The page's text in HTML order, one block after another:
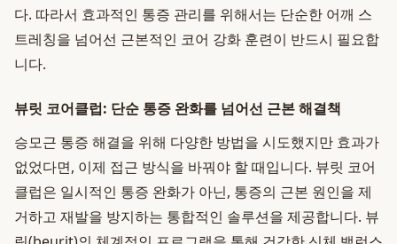
다. 따라서 효과적인 통증 관리를 위해서는 단순한 어깨 스
트레칭을 넘어선 근본적인 코어 강화 훈련이 반드시 필요합
니다.
뷰릿 코어클럽: 단순 통증 완화를 넘어선 근본 해결책
승모근 통증 해결을 위해 다양한 방법을 시도했지만 효과가
없었다면, 이제 접근 방식을 바꿔야 할 때입니다. 뷰릿 코어
클럽은 일시적인 통증 완화가 아닌, 통증의 근본 원인을 제
거하고 재발을 방지하는 통합적인 솔루션을 제공합니다. 뷰